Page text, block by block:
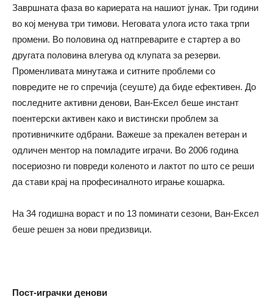
Завршната фаза во кариерата на нашиот јунак. Три години
во кој менува три тимови. Неговата улога исто така трпи
промени. Во половина од натпреварите е стартер а во
другата половина влегува од клупата за резерви.
Променливата минутажа и ситните проблеми со
повредите не го спречија (сеуште) да биде ефективен. До
последните активни денови, Ван-Ексел беше инстант
поентерски активен како и вистински проблем за
противничките одбрани. Важеше за прекален ветеран и
одличен ментор на помладите играчи. Во 2006 година
посериозно ги повреди коленото и лактот по што се реши
да стави крај на професиналното играње кошарка.
На 34 годишна вораст и по 13 поминати сезони, Ван-Ексел
беше решен за нови предизвици.
Пост-играчки денови